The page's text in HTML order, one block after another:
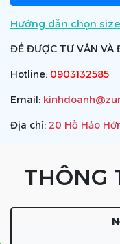
Hướng dẫn chọn size
ĐỂ ĐƯỢC TƯ VẤN VÀ
Hotline: 0903132585
Email:
Địa chỉ: 20 Hồ Hảo
THÔNG